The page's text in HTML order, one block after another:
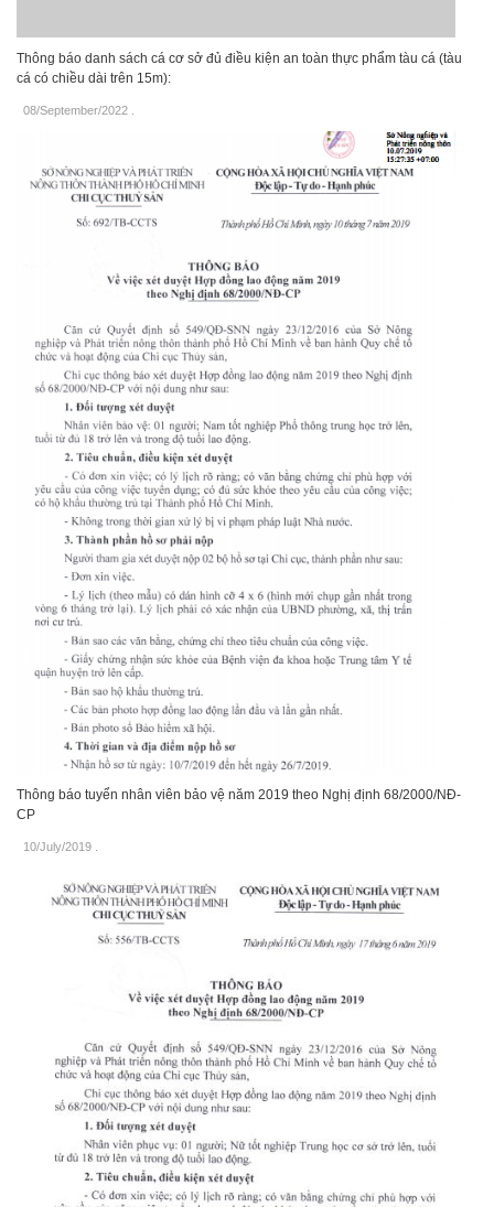
Thông báo danh sách cá cơ sở đủ điều kiện an toàn thực phẩm tàu cá (tàu
cá có chiều dài trên 15m):
08/September/2022
Thông báo tuyển nhân viên bảo vệ năm 2019 theo Nghị định 68/2000/NĐ-
CP
10/July/2019